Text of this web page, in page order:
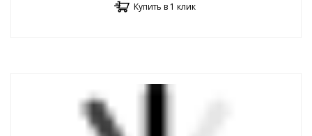
Купить в 1 клик